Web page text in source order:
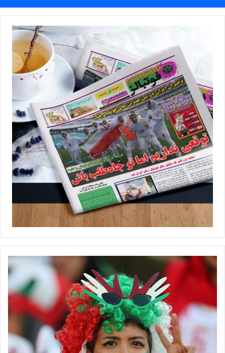
نیازمند حضور خوب باشگاه‌هایی چون سایپا، پیکان، سپاهان و ذوب آهن
زمانی که یک مربی و یا یک بازیکن در چنین تیم‌هایی کار می‌کند خیالش
راحت است که دستمزد خود را دریافت خواهد کرد و یا در میانه راه
تیمش از حضور در مسابقات انصراف نخواهد داد.
شریف خاطر نشان کرد: در چنین شرایطی بازیکن و مربی دیگر دغدغه‌ای
جز بازی خوب و کسب نتیجه مناسب ندارد. ورود باشگاه سپاهان را به هر
شکل که باشد باید به فال نیک بگیریم و امیدواریم که با توجه به سابقه
خوبی که دارند این بار هم تأثیرات مثبتی را بر روند توسعه فوتسال زنان
بگذارند.
یک لیگ جذاب و رقابتی در پیش است
او در پایان تاکید کرد: پیش بینی من این است که امسال لیگ با کیفیت
را شاهد خواهیم بود. اکثر بازیکنان ملی پوش در این ۹ تیم تقسیم شدند
که شرایط را تقریباً برای همه یکسان کرده است. زمانی که نتیجه یک
بازی از قبل قابل حدس نباشد هیجان آن مسابقه هم افزایش پیدا
می‌کند در چنین شرایطی قطعاً لیگ جذاب و با کیفیتی را هم شاهد
خواهیم بود. این فصل به معنای واقعی همه تیم‌ها خوب بسته شدند.
نفت آبادان با حفظ شاکله فصل گذشته خود در اندیشه قهرمانی است
تیم حفاری هم با تقویت مناسب تیمش می‌خواهد در قامت مدعی
قهرمانی ظاهر شود، سایر تیم‌ها مانند رایزکو نیز با همین هدف تیمش را
راهی مسابقات خواهد کرد. به همین منظور معتقدم این فصل باید
منتظر یک لیگ پویا و جذاب باشیم.
💻منبع:مهر 📸عکس:پایگاه خبری فوتسال ✍️خبرنگار:فریبا جلیل‌خانی